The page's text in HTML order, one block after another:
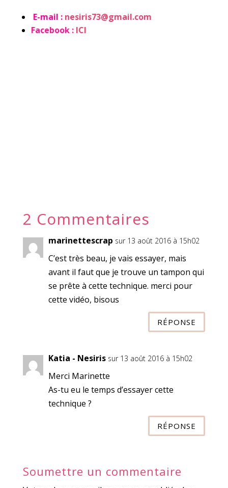
E-mail : nesiris73@gmail.com
Facebook : ICI
2 Commentaires
marinettescrap sur 13 août 2016 à 15h02
C’est très beau, je vais essayer, mais
avant il faut que je trouve un tampon qui
se prête à cette technique. merci pour
cette vidéo, bisous
RÉPONSE
Katia - Nesiris sur 13 août 2016 à 15h02
Merci Marinette
As-tu eu le temps d’essayer cette
technique ?
RÉPONSE
Soumettre un commentaire